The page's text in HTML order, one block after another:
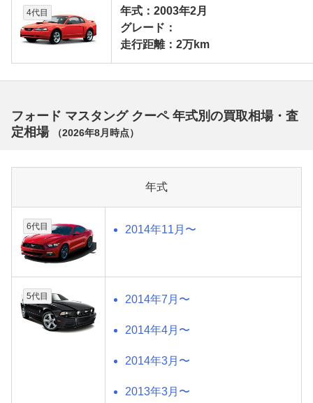
4代目
年式：2003年2月
グレード：
走行距離：2万km
フォード マスタング クーペ 年式別の買取相場・査
定相場
（2026年8月 時点）
年式
6代目 2014年11月〜
5代目 2014年7月〜
2014年4月〜
2014年3月〜
2013年3月〜